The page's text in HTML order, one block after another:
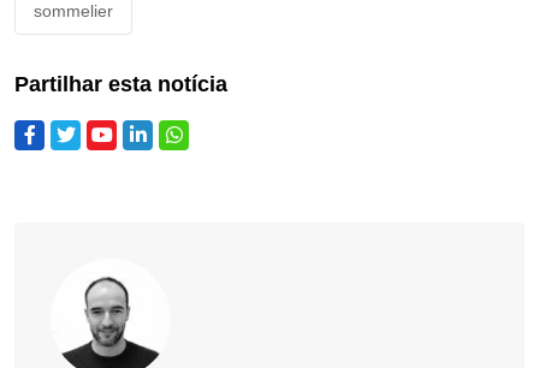
sommelier
Partilhar esta notícia